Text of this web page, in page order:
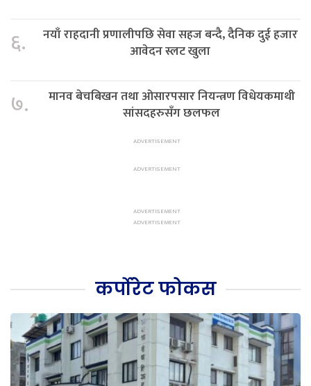
६.
नयाँ राहदानी प्रणालीपछि सेवा सहज बन्दै, दैनिक दुई हजार
आवेदन स्लट खुला
७.
मानव बेचबिखन तथा ओसारपसार नियन्त्रण विधेयकमाथी
सांसदहरुसँग छलफल
कर्पोरेट फोकस